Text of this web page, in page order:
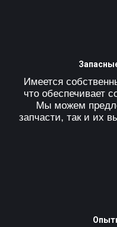
Имеется
что обеспечивает
Мы можем
запчасти, так и их